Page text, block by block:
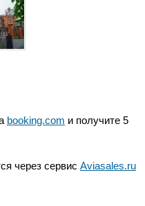
booking.com и получите 5
через сервис Aviasales.ru